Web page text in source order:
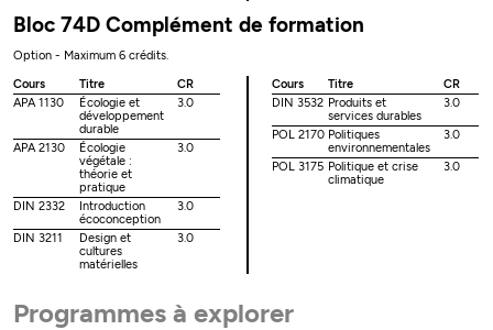
Bloc 74D Complément de formation
Option - Maximum 6 crédits.
Cours
Titre
CR
APA 1130
Écologie et
développement
durable
3.0
APA 2130
Écologie
végétale :
théorie et
pratique
3.0
DIN 2332
Introduction
écoconception
3.0
DIN 3211
Design et
cultures
matérielles
3.0
Cours Titre
CR
DIN 3532 Produits et
services durables
3.0
POL 2170 Politiques
environnementales
3.0
POL 3175 Politique et crise
climatique
3.0
Programmes à explorer